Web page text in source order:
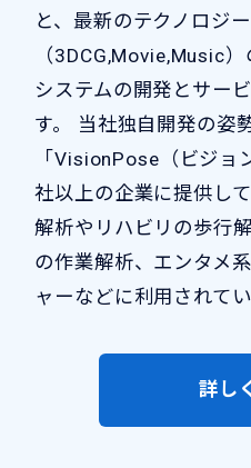
と、最新のテクノロジ
（3DCG,Movie,Music
システムの開発とサー
す。 当社独自開発の姿
「VisionPose（ビジョ
社以上の企業に提供し
解析やリハビリの歩行
の作業解析、エンタメ
ャーなどに利用されてい
詳し